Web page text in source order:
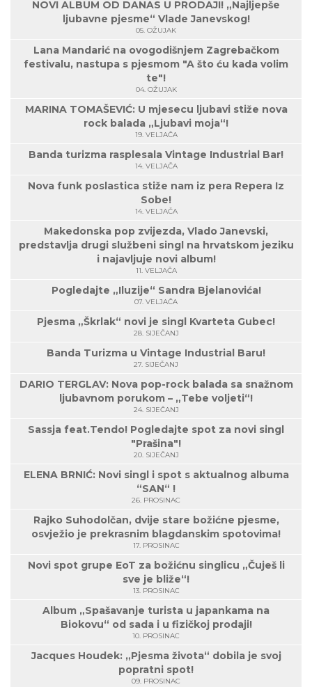
NOVI ALBUM OD DANAS U PRODAJI! „Najljepše
ljubavne pjesme“ Vlade Janevskog!
05. OŽUJAK
Lana Mandarić na ovogodišnjem Zagrebačkom
festivalu, nastupa s pjesmom "A što ću kada volim
te"!
04. OŽUJAK
MARINA TOMAŠEVIĆ: U mjesecu ljubavi stiže nova
rock balada „Ljubavi moja“!
19. VELJAČA
Banda turizma rasplesala Vintage Industrial Bar!
14. VELJAČA
Nova funk poslastica stiže nam iz pera Repera Iz
Sobe!
14. VELJAČA
Makedonska pop zvijezda, Vlado Janevski,
predstavlja drugi službeni singl na hrvatskom jeziku
i najavljuje novi album!
11. VELJAČA
Pogledajte „Iluzije“ Sandra Bjelanovića!
07. VELJAČA
Pjesma „Škrlak“ novi je singl Kvarteta Gubec!
28. SIJEČANJ
Banda Turizma u Vintage Industrial Baru!
27. SIJEČANJ
DARIO TERGLAV: Nova pop-rock balada sa snažnom
ljubavnom porukom – „Tebe voljeti“!
24. SIJEČANJ
Sassja feat.Tendo! Pogledajte spot za novi singl
"Prašina"!
20. SIJEČANJ
ELENA BRNIĆ: Novi singl i spot s aktualnog albuma
“SAN“ !
26. PROSINAC
Rajko Suhodolčan, dvije stare božićne pjesme,
osvježio je prekrasnim blagdanskim spotovima!
17. PROSINAC
Novi spot grupe EoT za božićnu singlicu „Čuješ li
sve je bliže“!
13. PROSINAC
Album „Spašavanje turista u japankama na
Biokovu“ od sada i u fizičkoj prodaji!
10. PROSINAC
Jacques Houdek: „Pjesma života“ dobila je svoj
popratni spot!
09. PROSINAC